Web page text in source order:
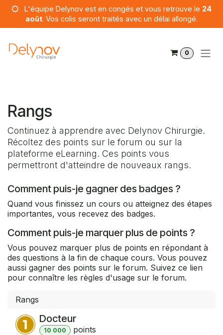
Se rendre au contenu
L'équipe Delynov est en congés et vous retrouve le 24
août. Vos colis seront traités avec un délai allongé.
0
Rangs
Continuez à apprendre avec Delynov Chirurgie.
Récoltez des points sur le forum ou sur la
plateforme eLearning. Ces points vous
permettront d'atteindre de nouveaux rangs.
Comment puis-je gagner des badges ?
Quand vous finissez un cours ou atteignez des étapes
importantes, vous recevez des badges.
Comment puis-je marquer plus de points ?
Vous pouvez marquer plus de points en répondant à
des questions à la fin de chaque cours. Vous pouvez
aussi gagner des points sur le forum. Suivez ce lien
pour connaître les règles d'usage sur le forum.
Rangs
Docteur
10 000 points